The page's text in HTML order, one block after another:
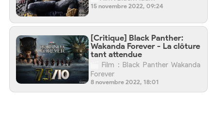
15 novembre 2022, 09:24
[Critique] Black Panther:
Wakanda Forever - La clôture
tant attendue
Film : Black Panther Wakanda
Forever
8 novembre 2022, 18:01